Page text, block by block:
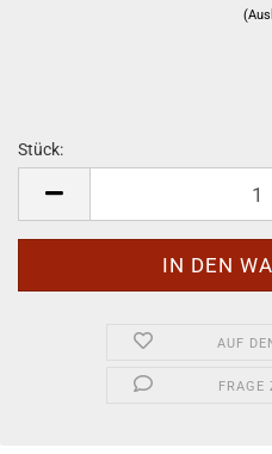
Stück:
AUF
FRAGE